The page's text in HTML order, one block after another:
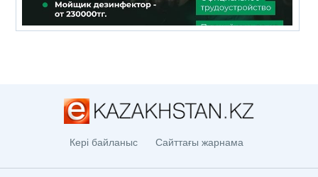
Кері байланыс Сайттағы жарнама